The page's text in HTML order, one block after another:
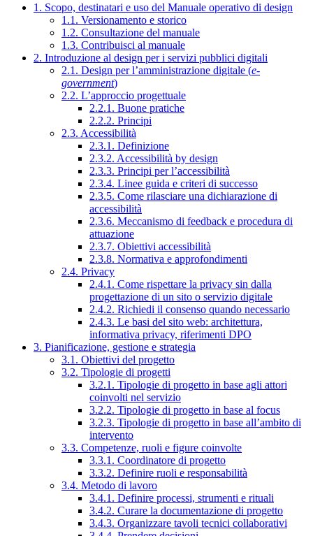
1. Scopo, destinatari e uso del Manuale operativo di design
1.1. Versionamento e storico
1.2. Consultazione del manuale
1.3. Contribuisci al manuale
2. Introduzione al design per i servizi pubblici digitali
2.1. Design per l’amministrazione digitale (e-
government)
2.2. L’approccio progettuale
2.2.1. Buone pratiche
2.2.2. Principi
2.3. Accessibilità
2.3.1. Definizione
2.3.2. Accessibilità by design
2.3.3. Principi per l’accessibilità
2.3.4. Linee guida e criteri di successo
2.3.5. Come rilasciare una dichiarazione di
accessibilità
2.3.6. Meccanismo di feedback e procedura di
attuazione
2.3.7. Obiettivi accessibilità
2.3.8. Normativa e approfondimenti
2.4. Privacy
2.4.1. Come rispettare la privacy sin dalla
progettazione di un sito o servizio digitale
2.4.2. Richiedi il consenso quando necessario
2.4.3. Le basi del sito web: architettura,
informativa privacy, riferimenti DPO
3. Pianificazione, gestione e strategia
3.1. Obiettivi del progetto
3.2. Tipologie di progetti
3.2.1. Tipologie di progetto in base agli attori
coinvolti nel servizio
3.2.2. Tipologie di progetto in base al focus
3.2.3. Tipologie di progetto in base all’ambito di
intervento
3.3. Competenze, ruoli e figure coinvolte
3.3.1. Coordinatore di progetto
3.3.2. Definire ruoli e responsabilità
3.4. Metodo di lavoro
3.4.1. Definire processi, strumenti e rituali
3.4.2. Curare la documentazione di progetto
3.4.3. Organizzare tavoli tecnici collaborativi